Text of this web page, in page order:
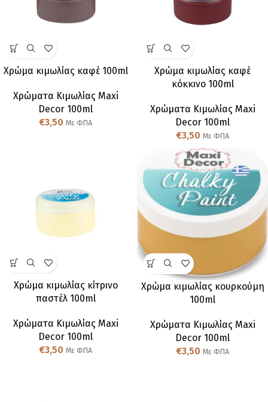
Χρώμα κιμωλίας καφέ 100ml
Χρώματα Κιμωλίας Maxi
Decor 100ml
€3,50 Με ΦΠΑ
Χρώμα κιμωλίας καφέ
κόκκινο 100ml
Χρώματα Κιμωλίας Maxi
Decor 100ml
€3,50 Με ΦΠΑ
Χρώμα κιμωλίας κίτρινο
παστέλ 100ml
Χρώματα Κιμωλίας Maxi
Decor 100ml
€3,50 Με ΦΠΑ
Χρώμα κιμωλίας κουρκούμη
100ml
Χρώματα Κιμωλίας Maxi
Decor 100ml
€3,50 Με ΦΠΑ